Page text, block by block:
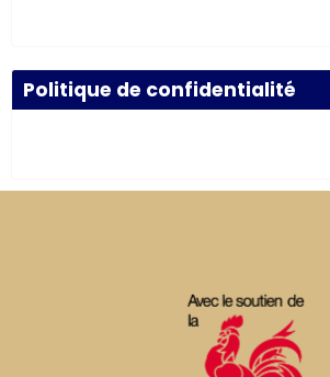
Politique de confidentialité